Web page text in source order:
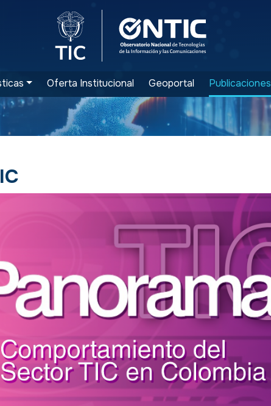
Logo del Ministerio TIC
Oferta Institucional Geoportal Publicaciones